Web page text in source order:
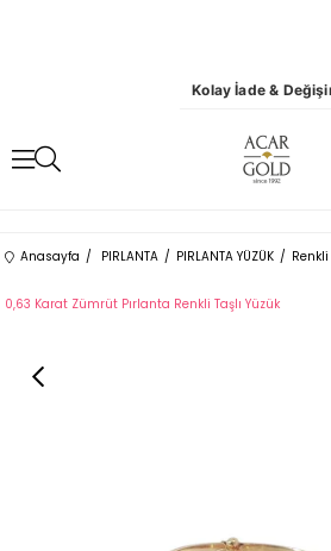
Kolay İade &
Anasayfa PIRLANTA PIRLANTA YÜZÜK Renkli
0,63 Karat Zümrüt Pırlanta Renkli Taşlı Yüzük